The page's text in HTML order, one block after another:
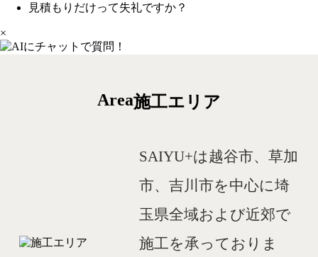
見積もりだけって失礼ですか？
×
Area施工エリア
SAIYU+は越谷市、草加
市、吉川市を中心に埼
玉県全域および近郊で
施工を承っておりま